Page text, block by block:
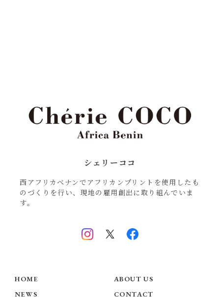
シェリーココ
西アフリカベナンでアフリカンプリントを使用したも
のづくりを行い、現地の雇用創出に取り組んでいま
す。
HOME
ABOUT US
NEWS
CONTACT